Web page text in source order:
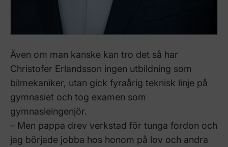
Även om man kanske kan tro det så har
Christofer Erlandsson ingen utbildning som
bilmekaniker, utan gick fyraårig teknisk linje på
gymnasiet och tog examen som
gymnasieingenjör.
– Men pappa drev verkstad för tunga fordon och
jag började jobba hos honom på lov och andra